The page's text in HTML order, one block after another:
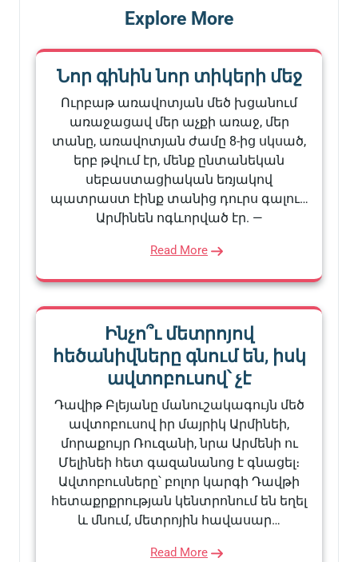
Explore More
Նոր գինին նոր տիկերի մեջ
Ուրբաթ առավոտյան մեծ խցանում
առաջացավ մեր աչքի առաջ, մեր
տանը, առավոտյան ժամը 8-ից սկսած,
երբ թվում էր, մենք ընտանեկան
սեբաստացիական եռյակով
պատրաստ էինք տանից դուրս գալու…
Արմինեն ոգևորված էր. —
Read More
Ինչո՞ւ մետրոյով
հեծանիվները գնում են, իսկ
ավտոբուսով՝ չէ
Դավիթ Բլեյանը մանուշակագույն մեծ
ավտոբուսով իր մայրիկ Արմինեի,
մորաքույր Ռուզանի, նրա Արմենի ու
Մելինեի հետ գազանանոց է գնացել։
Ավտոբուսները՝ բոլոր կարգի Դավթի
հետաքրքրության կենտրոնում են եղել
և մնում, մետրոյին հավասար…
Read More